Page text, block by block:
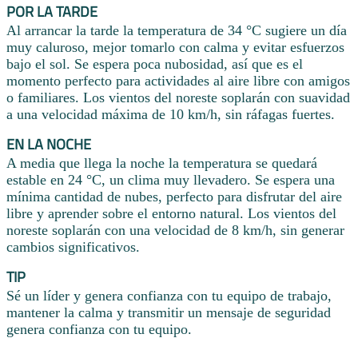
POR LA TARDE
Al arrancar la tarde la temperatura de 34 °C sugiere un día
muy caluroso, mejor tomarlo con calma y evitar esfuerzos
bajo el sol. Se espera poca nubosidad, así que es el
momento perfecto para actividades al aire libre con amigos
o familiares. Los vientos del noreste soplarán con suavidad
a una velocidad máxima de 10 km/h, sin ráfagas fuertes.
EN LA NOCHE
A media que llega la noche la temperatura se quedará
estable en 24 °C, un clima muy llevadero. Se espera una
mínima cantidad de nubes, perfecto para disfrutar del aire
libre y aprender sobre el entorno natural. Los vientos del
noreste soplarán con una velocidad de 8 km/h, sin generar
cambios significativos.
TIP
Sé un líder y genera confianza con tu equipo de trabajo,
mantener la calma y transmitir un mensaje de seguridad
genera confianza con tu equipo.